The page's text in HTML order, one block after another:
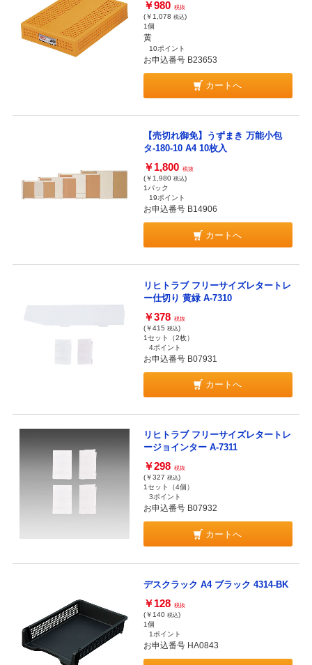
￥980 税抜
(￥1,078 税込)
1個
黄
10ポイント
お申込番号 B23653
カートへ
【売切れ御免】うずまき 万能小包
タ-180-10 A4 10枚入
￥1,800 税抜
(￥1,980 税込)
1パック
19ポイント
お申込番号 B14906
カートへ
リヒトラブ フリーサイズレタートレ
ー仕切り 黄緑 A-7310
￥378 税抜
(￥415 税込)
1セット（2枚）
4ポイント
お申込番号 B07931
カートへ
リヒトラブ フリーサイズレタートレ
ージョインター A-7311
￥298 税抜
(￥327 税込)
1セット（4個）
3ポイント
お申込番号 B07932
カートへ
デスクラック A4 ブラック 4314-BK
￥128 税抜
(￥140 税込)
1個
1ポイント
お申込番号 HA0843